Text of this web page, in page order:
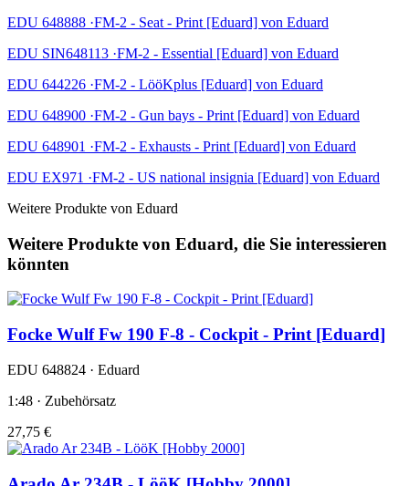
EDU 648888 ·FM-2 - Seat - Print [Eduard] von Eduard
EDU SIN648113 ·FM-2 - Essential [Eduard] von Eduard
EDU 644226 ·FM-2 - LööKplus [Eduard] von Eduard
EDU 648900 ·FM-2 - Gun bays - Print [Eduard] von Eduard
EDU 648901 ·FM-2 - Exhausts - Print [Eduard] von Eduard
EDU EX971 ·FM-2 - US national insignia [Eduard] von Eduard
Weitere Produkte von Eduard
Weitere Produkte von Eduard, die Sie interessieren
könnten
Focke Wulf Fw 190 F-8 - Cockpit - Print [Eduard]
EDU 648824 · Eduard
1:48 · Zubehörsatz
27,75 €